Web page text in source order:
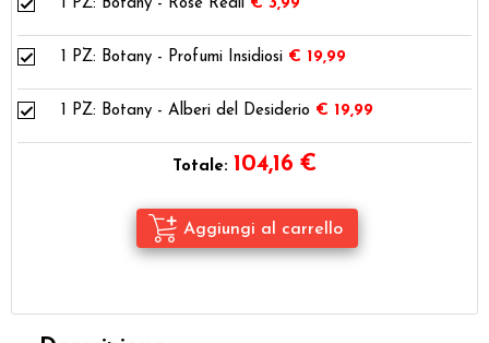
1 PZ: Botany - Rose Reali € 3,99
1 PZ: Botany - Profumi Insidiosi € 19,99
1 PZ: Botany - Alberi del Desiderio € 19,99
Totale: 104,16 €